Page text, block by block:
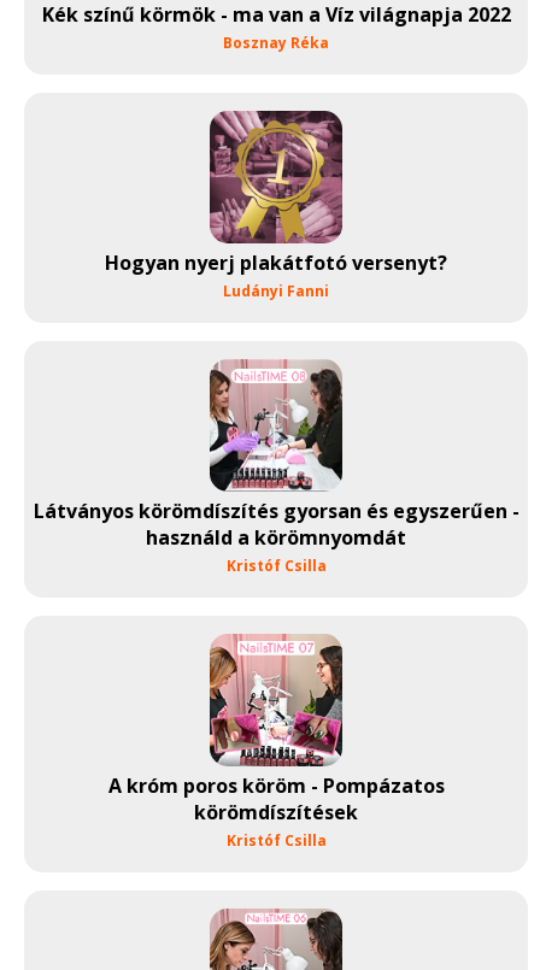
Kék színű körmök - ma van a Víz világnapja 2022
Bosznay Réka
Hogyan nyerj plakátfotó versenyt?
Ludányi Fanni
Látványos körömdíszítés gyorsan és egyszerűen -
használd a körömnyomdát
Kristóf Csilla
A króm poros köröm - Pompázatos
körömdíszítések
Kristóf Csilla